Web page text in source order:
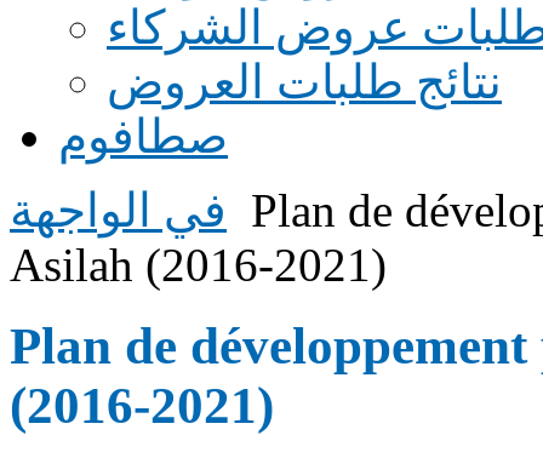
طلبات عروض الشركاء
نتائج طلبات العروض
صطافوم
في الواجهة Plan de
Asilah (2016-2021)
Plan de
(2016-2021)